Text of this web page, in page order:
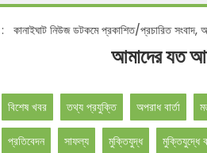
:কানাইঘাট নিউজ ডটকমে প্রকাশিত/প্রচারিত
আমাদের যত
বিশেষ খবর তথ্য প্রযুক্তি অপরাধ বার্তা
প্রতিবেদন সাফল্য মুক্তিযুদ্ধ মুক্তিযুদ্ধে